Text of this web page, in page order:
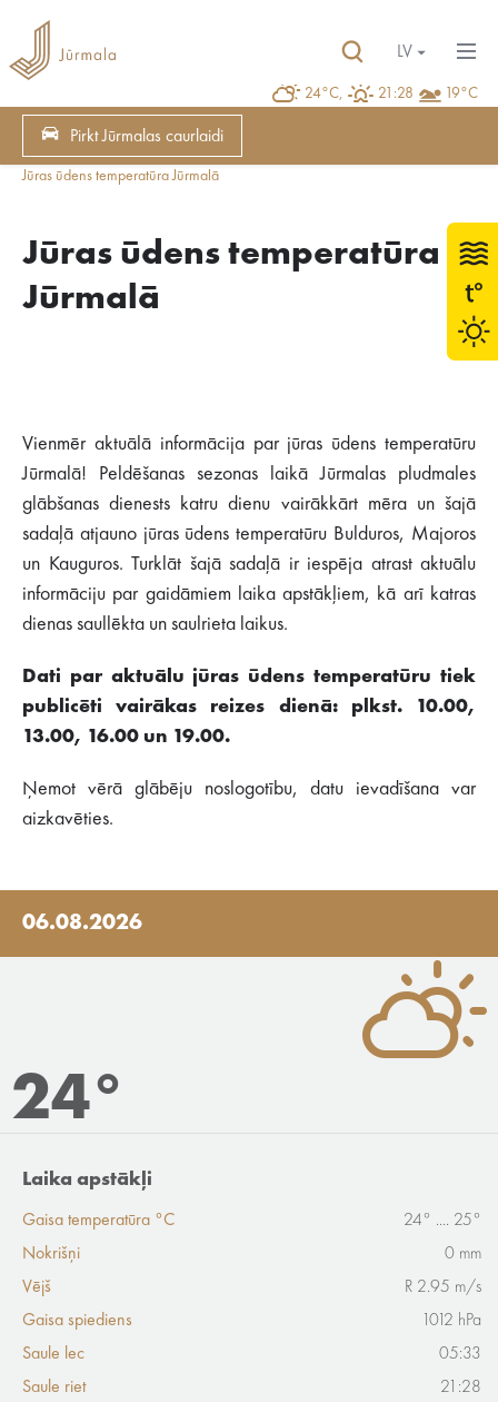
24°C, 21:28 19°C
LV
Pirkt Jūrmalas caurlaidi
Jūras ūdens temperatūra Jūrmalā
Jūras ūdens temperatūra
Jūrmalā
Vienmēr aktuālā informācija par jūras ūdens temperatūru
Jūrmalā! Peldēšanas sezonas laikā Jūrmalas pludmales
glābšanas dienests katru dienu vairākkārt mēra un šajā
sadaļā atjauno jūras ūdens temperatūru Bulduros, Majoros
un Kauguros. Turklāt šajā sadaļā ir iespēja atrast aktuālu
informāciju par gaidāmiem laika apstākļiem, kā arī katras
dienas saullēkta un saulrieta laikus.
Dati par aktuālu jūras ūdens temperatūru tiek
publicēti vairākas reizes dienā: plkst. 10.00,
13.00, 16.00 un 19.00.
Ņemot vērā glābēju noslogotību, datu ievadīšana var
aizkavēties.
06.08.2026
24°
Laika apstākļi
Gaisa temperatūra °C
24° .... 25°
Nokrišņi
0 mm
Vējš
R 2.95 m/s
Gaisa spiediens
1012 hPa
Saule lec
05:33
Saule riet
21:28